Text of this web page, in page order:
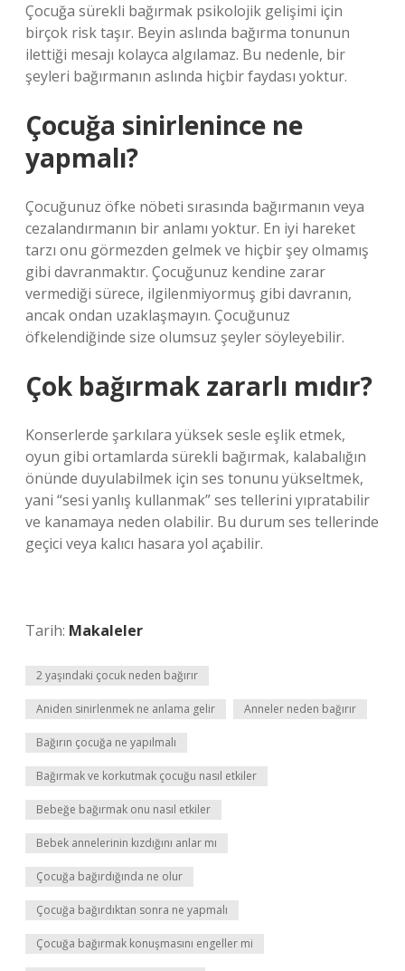
Çocuğa sürekli bağırmak psikolojik gelişimi için
birçok risk taşır. Beyin aslında bağırma tonunun
ilettiği mesajı kolayca algılamaz. Bu nedenle, bir
şeyleri bağırmanın aslında hiçbir faydası yoktur.
Çocuğa sinirlenince ne
yapmalı?
Çocuğunuz öfke nöbeti sırasında bağırmanın veya
cezalandırmanın bir anlamı yoktur. En iyi hareket
tarzı onu görmezden gelmek ve hiçbir şey olmamış
gibi davranmaktır. Çocuğunuz kendine zarar
vermediği sürece, ilgilenmiyormuş gibi davranın,
ancak ondan uzaklaşmayın. Çocuğunuz
öfkelendiğinde size olumsuz şeyler söyleyebilir.
Çok bağırmak zararlı mıdır?
Konserlerde şarkılara yüksek sesle eşlik etmek,
oyun gibi ortamlarda sürekli bağırmak, kalabalığın
önünde duyulabilmek için ses tonunu yükseltmek,
yani “sesi yanlış kullanmak” ses tellerini yıpratabilir
ve kanamaya neden olabilir. Bu durum ses tellerinde
geçici veya kalıcı hasara yol açabilir.
Tarih: Makaleler
2 yaşındaki çocuk neden bağırır
Aniden sinirlenmek ne anlama gelir Anneler neden bağırır
Bağırın çocuğa ne yapılmalı
Bağırmak ve korkutmak çocuğu nasıl etkiler
Bebeğe bağırmak onu nasıl etkiler
Bebek annelerinin kızdığını anlar mı
Çocuğa bağırdığında ne olur
Çocuğa bağırdıktan sonra ne yapmalı
Çocuğa bağırmak konuşmasını engeller mi